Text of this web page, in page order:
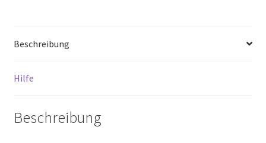
Beschreibung
Hilfe
Beschreibung